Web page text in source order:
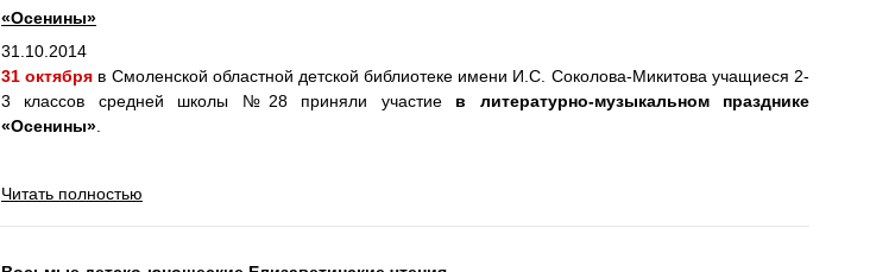
«Осенины»
31.10.2014
31 октября в Смоленской областной детской библиотеке имени И.С. Соколова-Микитова учащиеся 2-
3 классов средней школы №28 приняли участие в литературно-музыкальном празднике
«Осенины»
Читать полностью